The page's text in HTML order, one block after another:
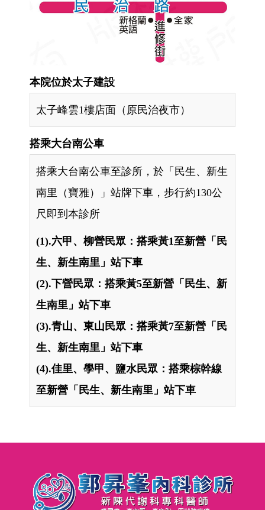
本院位於太子建設
太子峰雲1樓店面（原民治夜市）
搭乘大台南公車
搭乘大台南公車至診所，於「民生、新生
南里（寶雅）」站牌下車，步行約130公
尺即到本診所
(1).六甲、柳營民眾：搭乘黃1至新營「民
生、新生南里」站下車
(2).下營民眾：搭乘黃5至新營「民生、新
生南里」站下車
(3).青山、東山民眾：搭乘黃7至新營「民
生、新生南里」站下車
(4).佳里、學甲、鹽水民眾：搭乘棕幹線
至新營「民生、新生南里」站下車